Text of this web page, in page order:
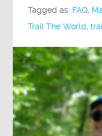
Tagged as: FAQ,
Trail The World,